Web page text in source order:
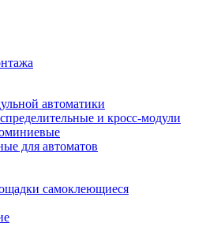
автоматики
и кросс-модули
для автоматов
самоклеющиеся